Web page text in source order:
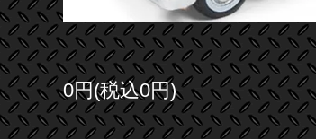
0円(税込0円)